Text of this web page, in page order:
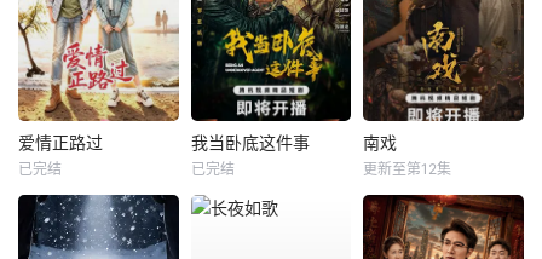
爱情正路过
已完结
我当卧底这件事
已完结
南戏
更新至第12集